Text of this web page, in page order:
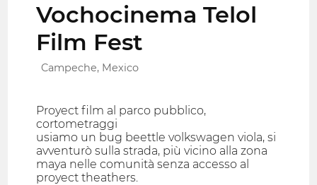
Vochocinema Telol
Film Fest
Campeche, Mexico
Proyect film al parco pubblico,
cortometraggi
usiamo un bug beettle volkswagen viola, si
avventurò sulla strada, più vicino alla zona
maya nelle comunità senza accesso al
proyect theathers.